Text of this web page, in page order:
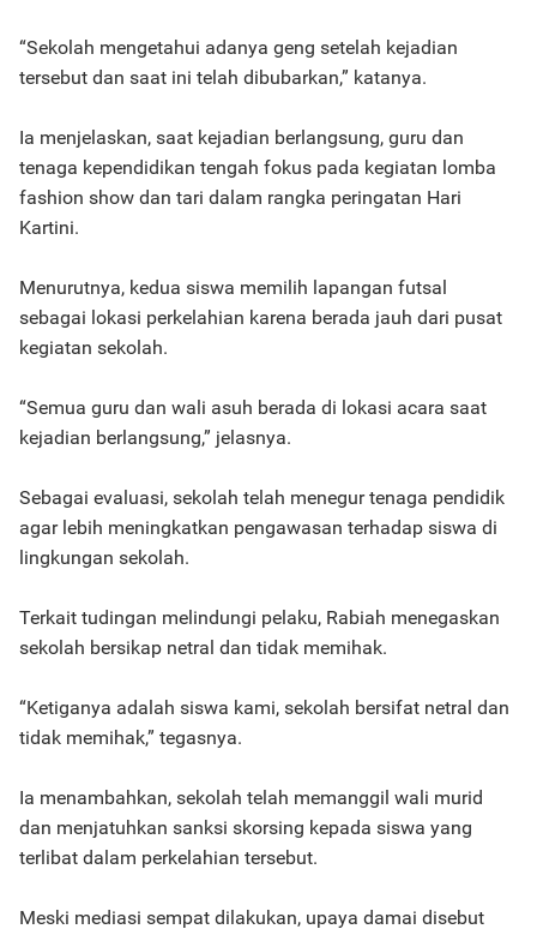
“Sekolah mengetahui adanya geng setelah kejadian
tersebut dan saat ini telah dibubarkan,” katanya.
Ia menjelaskan, saat kejadian berlangsung, guru dan
tenaga kependidikan tengah fokus pada kegiatan lomba
fashion show dan tari dalam rangka peringatan Hari
Kartini.
Menurutnya, kedua siswa memilih lapangan futsal
sebagai lokasi perkelahian karena berada jauh dari pusat
kegiatan sekolah.
“Semua guru dan wali asuh berada di lokasi acara saat
kejadian berlangsung,” jelasnya.
Sebagai evaluasi, sekolah telah menegur tenaga pendidik
agar lebih meningkatkan pengawasan terhadap siswa di
lingkungan sekolah.
Terkait tudingan melindungi pelaku, Rabiah menegaskan
sekolah bersikap netral dan tidak memihak.
“Ketiganya adalah siswa kami, sekolah bersifat netral dan
tidak memihak,” tegasnya.
Ia menambahkan, sekolah telah memanggil wali murid
dan menjatuhkan sanksi skorsing kepada siswa yang
terlibat dalam perkelahian tersebut.
Meski mediasi sempat dilakukan, upaya damai disebut